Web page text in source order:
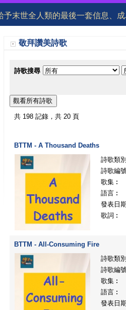
世全人類的最後一套信息、成
敬拜讚美詩歌
詩歌搜尋
共 198 記錄，共 20 頁
BTTM - A Thousand Deaths
詩歌類
詩歌編
歌集︰
語言︰
發表日
歌詞︰
BTTM - All-Consuming Fire
詩歌類
詩歌編
歌集︰
語言︰
發表日